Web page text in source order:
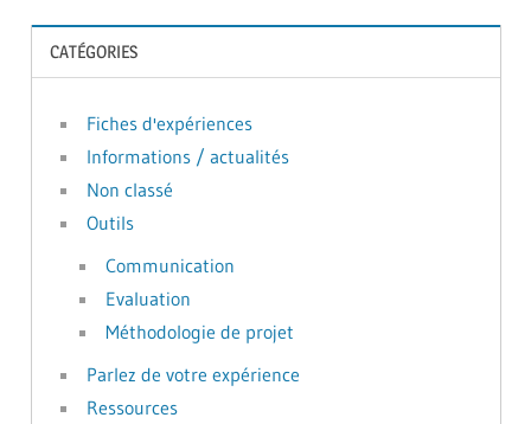
CATÉGORIES
Fiches d'expériences
Informations / actualités
Non classé
Outils
Communication
Evaluation
Méthodologie de projet
Parlez de votre expérience
Ressources